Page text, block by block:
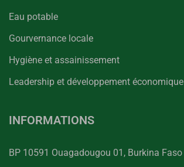
Eau potable
Gourvernance locale
Hygiène et assainissement
Leadership et développement économique
INFORMATIONS
BP 10591 Ouagadougou 01, Burkina Faso